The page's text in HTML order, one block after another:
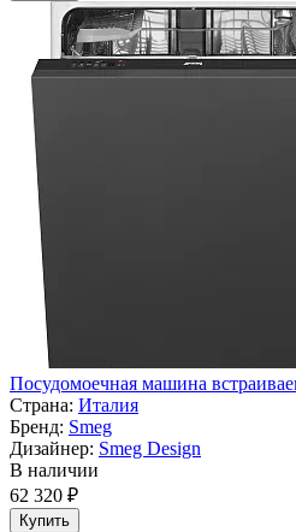
Посудомоечная машина
Страна: Италия
Бренд: Smeg
Дизайнер: Smeg Design
В наличии
62 320 ₽
Купить